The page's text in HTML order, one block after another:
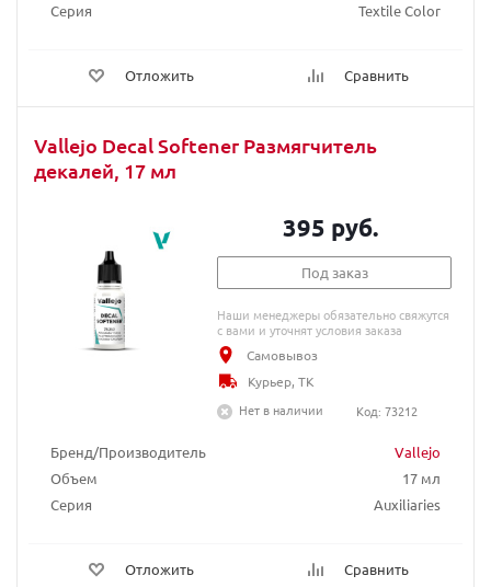
Серия
Textile Color
Отложить Сравнить
Vallejo Decal Softener Размягчитель
декалей, 17 мл
Бренд/Производитель
Vallejo
Объем
17 мл
Серия
Auxiliaries
Отложить Сравнить
395 руб.
Под заказ
Наши менеджеры обязательно свяжутся
с вами и уточнят условия заказа
Самовывоз
Курьер, ТК
Нет в наличии
Код: 73212